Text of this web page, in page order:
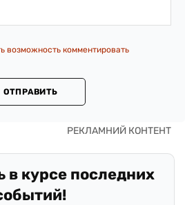
возможность комментировать
ОТПРАВИТЬ
в курсе последних